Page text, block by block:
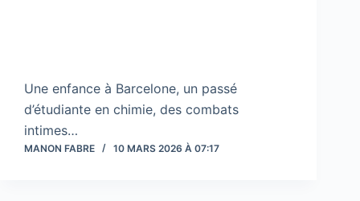
Une enfance à Barcelone, un passé
d’étudiante en chimie, des combats
intimes…
MANON FABRE 10 MARS 2026 À 07:17